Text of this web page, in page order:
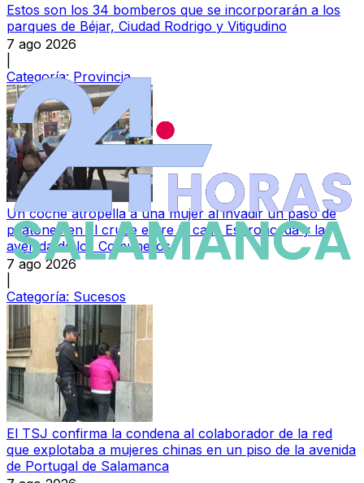
Estos son los 34 bomberos que se incorporarán a los
parques de Béjar, Ciudad Rodrigo y Vitigudino
7 ago 2026
Categoría: Provincia
Un coche atropella a una mujer al invadir un paso de
peatones en el cruce entre la calle Espronceda y la
avenida de los Comuneros
7 ago 2026
Categoría: Sucesos
El TSJ confirma la condena al colaborador de la red
que explotaba a mujeres chinas en un piso de la avenida
de Portugal de Salamanca